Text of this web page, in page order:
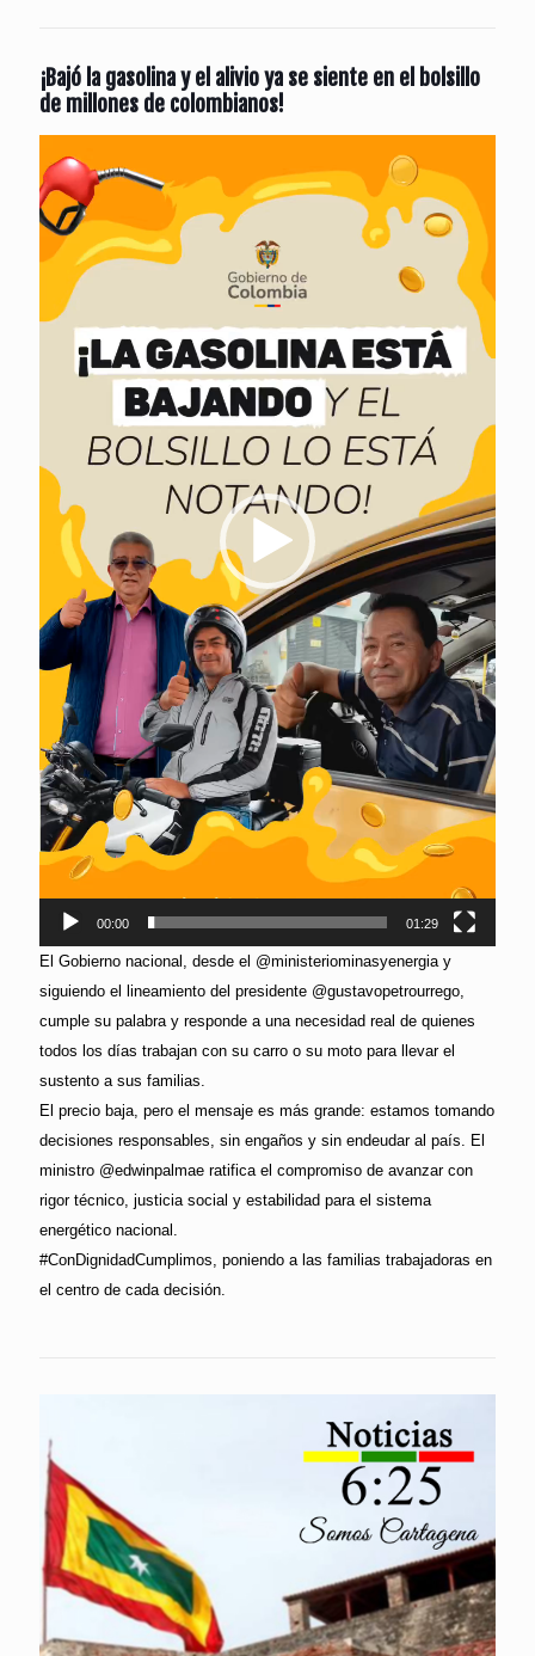
¡Bajó la gasolina y el alivio ya se siente en el bolsillo
de millones de colombianos!
de
vídeo
00:00 01:29
El Gobierno nacional, desde el @ministeriominasyenergia y
siguiendo el lineamiento del presidente @gustavopetrourrego,
cumple su palabra y responde a una necesidad real de quienes
todos los días trabajan con su carro o su moto para llevar el
sustento a sus familias.
El precio baja, pero el mensaje es más grande: estamos tomando
decisiones responsables, sin engaños y sin endeudar al país. El
ministro @edwinpalmae ratifica el compromiso de avanzar con
rigor técnico, justicia social y estabilidad para el sistema
energético nacional.
#ConDignidadCumplimos, poniendo a las familias trabajadoras en
el centro de cada decisión.